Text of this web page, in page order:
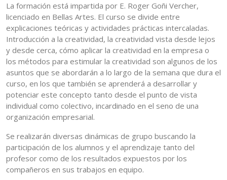
La formación está impartida por E. Roger Goñi Vercher,
licenciado en Bellas Artes. El curso se divide entre
explicaciones teóricas y actividades prácticas intercaladas.
Introducción a la creatividad, la creatividad vista desde lejos
y desde cerca, cómo aplicar la creatividad en la empresa o
los métodos para estimular la creatividad son algunos de los
asuntos que se abordarán a lo largo de la semana que dura el
curso, en los que también se aprenderá a desarrollar y
potenciar este concepto tanto desde el punto de vista
individual como colectivo, incardinado en el seno de una
organización empresarial.
Se realizarán diversas dinámicas de grupo buscando la
participación de los alumnos y el aprendizaje tanto del
profesor como de los resultados expuestos por los
compañeros en sus trabajos en equipo.